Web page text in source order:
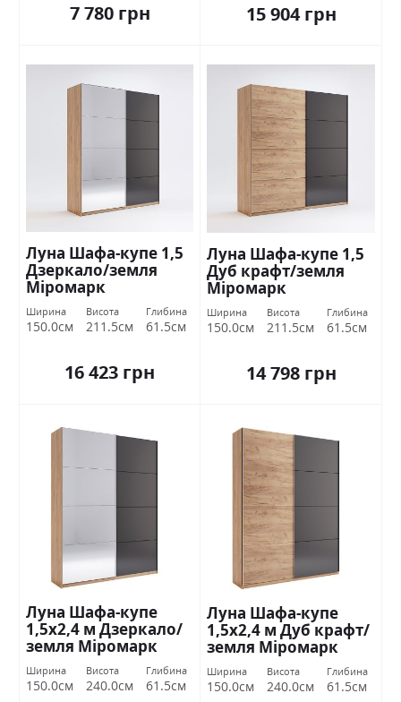
7 780 грн 15 904 грн
Луна Шафа-купе 1,5
Дзеркало/земля
Міромарк
Ширина
150.0см
Висота
211.5см
Глибина
61.5см
16 423 грн
Луна Шафа-купе 1,5
Дуб крафт/земля
Міромарк
Ширина
150.0см
Висота
211.5см
Глибина
61.5см
14 798 грн
Луна Шафа-купе
1,5х2,4 м Дзеркало/
земля Міромарк
Міромарк
Ширина
150.0см
Висота
240.0см
Глибина
61.5см
Луна Шафа-купе
1,5х2,4 м Дуб крафт/
земля Міромарк
Ширина
150.0см
Висота
240.0см
Глибина
61.5см